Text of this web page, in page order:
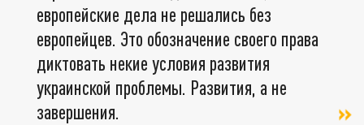
европейские дела не решались без
европейцев. Это обозначение своего права
диктовать некие условия развития
украинской проблемы. Развития, а не
завершения.